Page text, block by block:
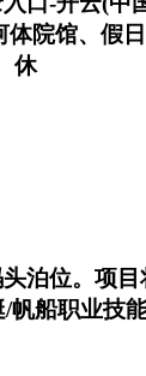
院馆、假
休
泊位。项
船职业技能